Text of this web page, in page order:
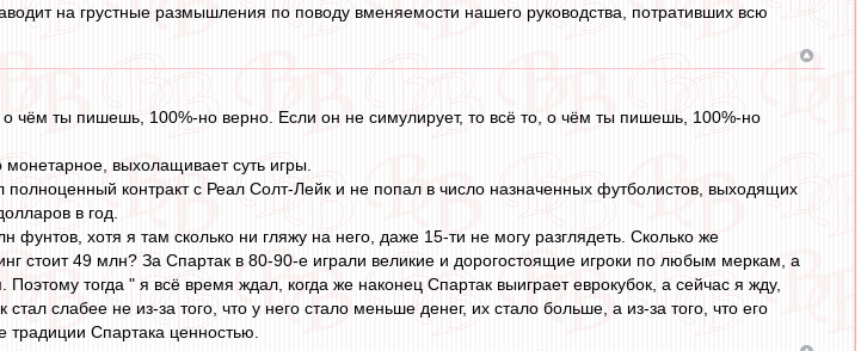
на грустные размышления по поводу вменяемости нашего руководства, потративших всю
чём ты пишешь, 100%-но верно. Если он не симулирует, то всё то, о чём ты пишешь, 100%-но
выхолащивает суть игры.
полноценный контракт с Реал Солт-Лейк и не попал в число назначенных футболистов, выходящих
в год.
хотя я там сколько ни гляжу на него, даже 15-ти не могу разглядеть. Сколько же
стоит 49 млн? За Спартак в 80-90-е играли великие и дорогостоящие игроки по любым меркам, а
тогда " я всё время ждал, когда же наконец Спартак выиграет еврокубок, а сейчас я жду,
слабее не из-за того, что у него стало меньше денег, их стало больше, а из-за того, что его
традиции Спартака ценностью.